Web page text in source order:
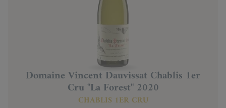
Domaine Vincent Dauvissat Chablis 1er
Cru "La Forest" 2020
CHABLIS 1ER CRU